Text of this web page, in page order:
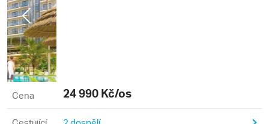
Previous
Cena 24 990 Kč/os